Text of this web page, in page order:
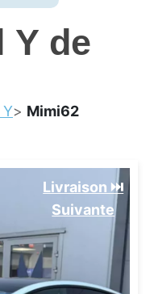
Y de
Y Mimi62
Livraison ⏭️
Suivante️